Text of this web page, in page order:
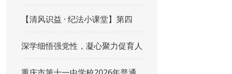
【清风识益 · 纪法小课堂】第四
深学细悟强党性，凝心聚力促育人